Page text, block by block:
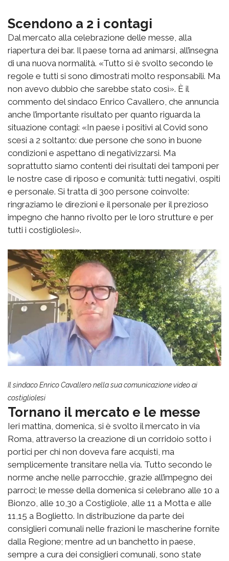
Scendono a 2 i contagi
Dal mercato alla celebrazione delle messe, alla
riapertura dei bar. Il paese torna ad animarsi, all’insegna
di una nuova normalità. «Tutto si è svolto secondo le
regole e tutti si sono dimostrati molto responsabili. Ma
non avevo dubbio che sarebbe stato così». È il
commento del sindaco Enrico Cavallero, che annuncia
anche l’importante risultato per quanto riguarda la
situazione contagi: «In paese i positivi al Covid sono
scesi a 2 soltanto: due persone che sono in buone
condizioni e aspettano di negativizzarsi. Ma
soprattutto siamo contenti dei risultati dei tamponi per
le nostre case di riposo e comunità: tutti negativi, ospiti
e personale. Si tratta di 300 persone coinvolte:
ringraziamo le direzioni e il personale per il prezioso
impegno che hanno rivolto per le loro strutture e per
tutti i costigliolesi».
Il sindaco Enrico Cavallero nella sua comunicazione video ai
costigliolesi
Tornano il mercato e le messe
Ieri mattina, domenica, si è svolto il mercato in via
Roma, attraverso la creazione di un corridoio sotto i
portici per chi non doveva fare acquisti, ma
semplicemente transitare nella via. Tutto secondo le
norme anche nelle parrocchie, grazie all’impegno dei
parroci; le messe della domenica si celebrano alle 10 a
Bionzo, alle 10,30 a Costigliole, alle 11 a Motta e alle
11,15 a Boglietto. In distribuzione da parte dei
consiglieri comunali nelle frazioni le mascherine fornite
dalla Regione; mentre ad un banchetto in paese,
sempre a cura dei consiglieri comunali, sono state